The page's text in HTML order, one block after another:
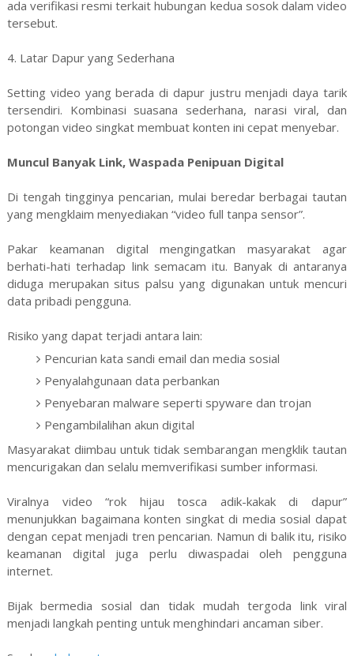
ada verifikasi resmi terkait hubungan kedua sosok dalam video
tersebut.
4. Latar Dapur yang Sederhana
Setting video yang berada di dapur justru menjadi daya tarik
tersendiri. Kombinasi suasana sederhana, narasi viral, dan
potongan video singkat membuat konten ini cepat menyebar.
Muncul Banyak Link, Waspada Penipuan Digital
Di tengah tingginya pencarian, mulai beredar berbagai tautan
yang mengklaim menyediakan “video full tanpa sensor”.
Pakar keamanan digital mengingatkan masyarakat agar
berhati-hati terhadap link semacam itu. Banyak di antaranya
diduga merupakan situs palsu yang digunakan untuk mencuri
data pribadi pengguna.
Risiko yang dapat terjadi antara lain:
Pencurian kata sandi email dan media sosial
Penyalahgunaan data perbankan
Penyebaran malware seperti spyware dan trojan
Pengambilalihan akun digital
Masyarakat diimbau untuk tidak sembarangan mengklik tautan
mencurigakan dan selalu memverifikasi sumber informasi.
Viralnya video “rok hijau tosca adik-kakak di dapur”
menunjukkan bagaimana konten singkat di media sosial dapat
dengan cepat menjadi tren pencarian. Namun di balik itu, risiko
keamanan digital juga perlu diwaspadai oleh pengguna
internet.
Bijak bermedia sosial dan tidak mudah tergoda link viral
menjadi langkah penting untuk menghindari ancaman siber.